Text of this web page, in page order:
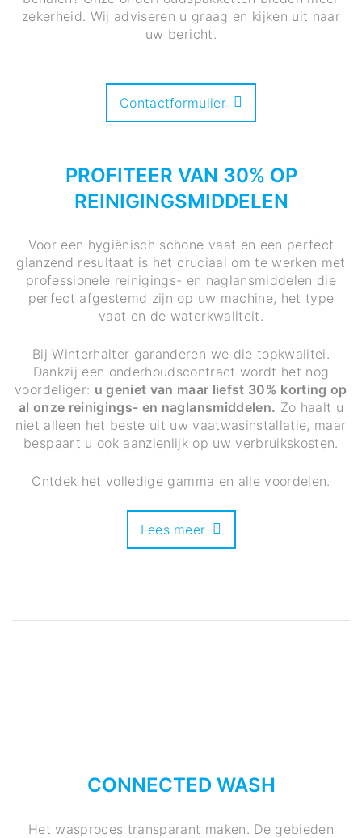
zekerheid. Wij adviseren u graag en kijken uit naar
uw bericht.
Contactformulier
PROFITEER VAN 30% OP
REINIGINGSMIDDELEN
Voor een hygiënisch schone vaat en een perfect
glanzend resultaat is het cruciaal om te werken met
professionele reinigings- en naglansmiddelen die
perfect afgestemd zijn op uw machine, het type
vaat en de waterkwaliteit.
Bij Winterhalter garanderen we die topkwalitei.
Dankzij een onderhoudscontract wordt het nog
voordeliger: u geniet van maar liefst 30% korting op
al onze reinigings- en naglansmiddelen. Zo haalt u
niet alleen het beste uit uw vaatwasinstallatie, maar
bespaart u ook aanzienlijk op uw verbruikskosten.
Ontdek het volledige gamma en alle voordelen.
Lees meer
CONNECTED WASH
Het wasproces transparant maken. De gebieden